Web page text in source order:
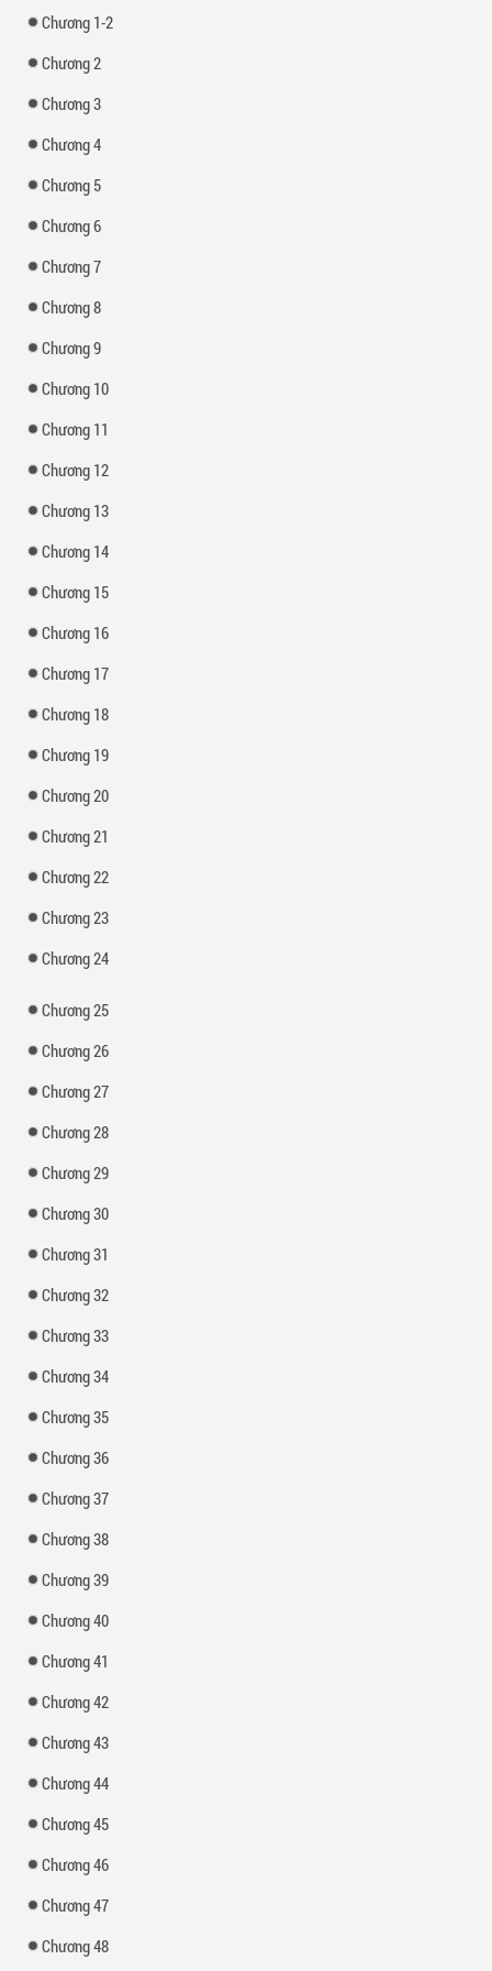
Chương 1-2
Chương 2
Chương 3
Chương 4
Chương 5
Chương 6
Chương 7
Chương 8
Chương 9
Chương 10
Chương 11
Chương 12
Chương 13
Chương 14
Chương 15
Chương 16
Chương 17
Chương 18
Chương 19
Chương 20
Chương 21
Chương 22
Chương 23
Chương 24
Chương 25
Chương 26
Chương 27
Chương 28
Chương 29
Chương 30
Chương 31
Chương 32
Chương 33
Chương 34
Chương 35
Chương 36
Chương 37
Chương 38
Chương 39
Chương 40
Chương 41
Chương 42
Chương 43
Chương 44
Chương 45
Chương 46
Chương 47
Chương 48